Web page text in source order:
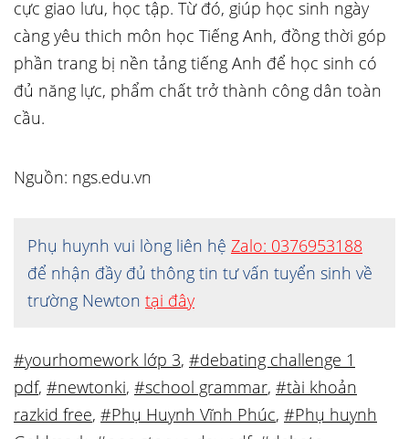
cực giao lưu, học tập. Từ đó, giúp học sinh ngày
càng yêu thich môn học Tiếng Anh, đồng thời góp
phần trang bị nền tảng tiếng Anh để học sinh có
đủ năng lực, phẩm chất trở thành công dân toàn
cầu.
Nguồn: ngs.edu.vn
Phụ huynh vui lòng liên hệ Zalo: 0376953188
để nhận đầy đủ thông tin tư vấn tuyển sinh về
trường Newton tại đây
#yourhomework lớp 3, #debating challenge 1
pdf, #newtonki, #school grammar, #tài khoản
razkid free, #Phụ Huynh Vĩnh Phúc, #Phụ huynh